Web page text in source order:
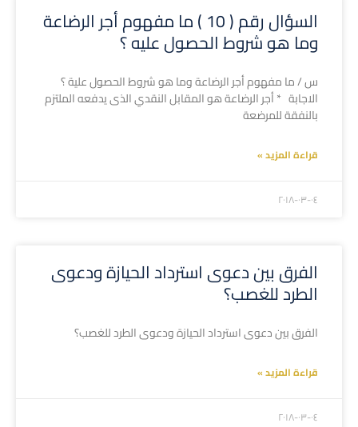
السؤال رقم ( 10 ) ما مفهوم أجر الرضاعة
وما هو شروط الحصول عليه ؟
س / ما مفهوم أجر الرضاعة وما هو شروط الحصول علية ؟
الاجابة * أجر الرضاعة هو المقابل النقدي الذى يدفعه الملتزم
بالنفقة للمرضعة
قراءة المزيد »
۲۰۱۸-۰۳-۰٤
الفرق بين دعوى استرداد الحيازة ودعوى
الطرد للغصب؟
الفرق بين دعوى استرداد الحيازة ودعوى الطرد للغصب؟
قراءة المزيد »
۲۰۱۸-۰۳-۰٤